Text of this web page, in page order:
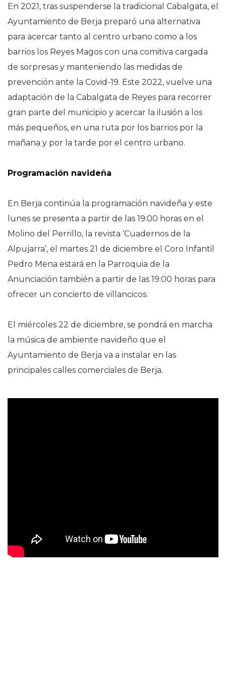
En 2021, tras suspenderse la tradicional Cabalgata, el
Ayuntamiento de Berja preparó una alternativa
para acercar tanto al centro urbano como a los
barrios los Reyes Magos con una comitiva cargada
de sorpresas y manteniendo las medidas de
prevención ante la Covid-19. Este 2022, vuelve una
adaptación de la Cabalgata de Reyes para recorrer
gran parte del municipio y acercar la ilusión a los
más pequeños, en una ruta por los barrios por la
mañana y por la tarde por el centro urbano.
Programación navideña
En Berja continúa la programación navideña y este
lunes se presenta a partir de las 19:00 horas en el
Molino del Perrillo, la revista ‘Cuadernos de la
Alpujarra’, el martes 21 de diciembre el Coro Infantil
Pedro Mena estará en la Parroquia de la
Anunciación también a partir de las 19:00 horas para
ofrecer un concierto de villancicos.
El miércoles 22 de diciembre, se pondrá en marcha
la música de ambiente navideño que el
Ayuntamiento de Berja va a instalar en las
principales calles comerciales de Berja.